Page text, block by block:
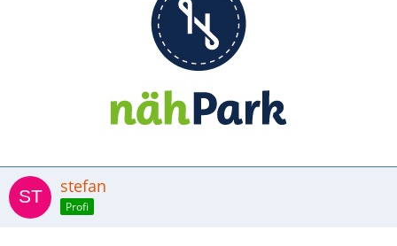
stefan
Profi